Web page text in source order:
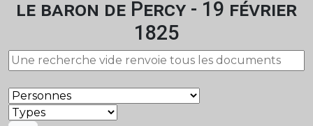
le baron de Percy - 19 février
1825